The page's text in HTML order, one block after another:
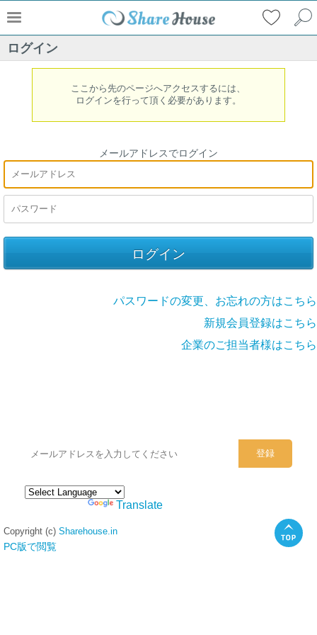
ログイン
ここから先のページへアクセスするには、
ログインを行って頂く必要があります。
メールアドレスでログイン
パスワードの変更、お忘れの方はこちら
新規会員登録はこちら
企業のご担当者様はこちら
Translate
Copyright (c) Sharehouse.in
PC版で閲覧